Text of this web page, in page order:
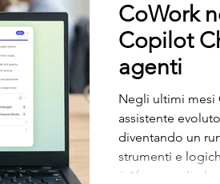
CoWork
Copilot
agenti
Negli ultimi mesi
assistente
diventando un
strumenti e
è “fare meglio